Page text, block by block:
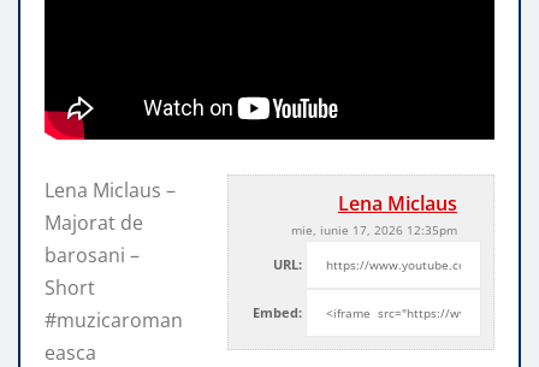
Lena Miclaus
mie, iunie 17, 2026 12:35pm
URL:
Embed:
Lena Miclaus –
Majorat de
barosani –
Short
#muzicaroman
easca